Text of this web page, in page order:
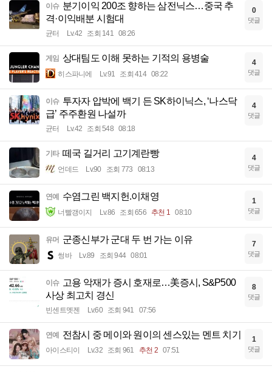
이슈 분기이익 200조 향하는 삼전닉스…중국 추
격·이익배분 시험대
균터 Lv.42 조회 141 08:26
0
댓글
게임 상대팀도 이해 못하는 기적의 용병술
히스파니에 Lv.91 조회 414 08:22
4
댓글
이슈 투자자 압박에 백기 든 SK하이닉스, ‘나스닥
급’ 주주환원 나설까
균터 Lv.42 조회 548 08:18
4
댓글
기타 떼국 길거리 고기계란빵
언데드 Lv.90 조회 773 08:13
4
댓글
연예 수염그린 백지헌.이채영
너빨갱이지 Lv.86 조회 656 추천 1 08:10
1
댓글
유머 군종신부가 군대 두 번 가는 이유
썽바 Lv.89 조회 944 08:01
7
댓글
이슈 고용 악재가 증시 호재로…美증시, S&P500
사상 최고치 경신
빈센트멧젠 Lv.60 조회 941 07:56
8
댓글
연예 전참시 중 메이와 원이의 센스있는 멘트 치기
아이스티이 Lv.32 조회 961 추천 2 07:51
1
댓글